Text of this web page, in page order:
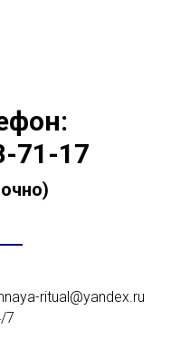
71-17
ritual@yandex.ru
7